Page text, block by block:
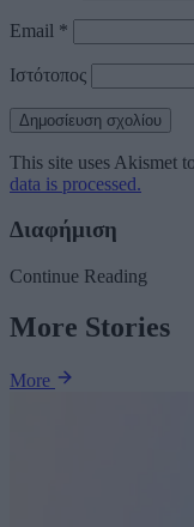
Email *
Ιστότοπος
This site uses Akismet
data is processed.
Διαφήμιση
Continue Reading
More Stories
More